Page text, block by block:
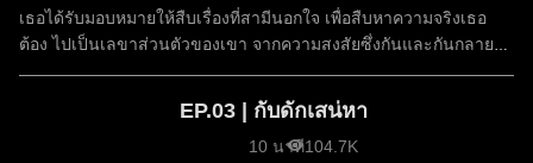
เธอได้รับมอบหมายให้สืบเรื่องที่สามีนอกใจ เพื่อสืบหาความจริงเธอ
ต้อง ไปเป็นเลขาส่วนตัวของเขา จากความสงสัยซึ่งกันและกันกลาย
เป็นความรัก
EP.03 | กับดักเสน่หา
10 นาที104.7K